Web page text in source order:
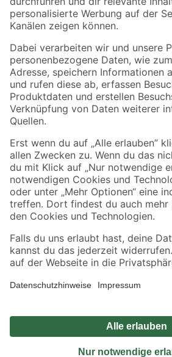
Folge uns
Zahlungsarten
Sicher einkaufen
Jetzt die toom-App herunterladen
Alle Preisangaben in EUR inkl. gesetzl. MwSt.. Die
Umständen nicht in allen Märkten verfügbar. Die
Produkte nur solange der Vorrat reicht.
*Paketversand ab 59 € versandkostenfrei, gilt nicht für
Privatsphäre Impressum
Nutzungsbedingungen
Widerrufsrecht